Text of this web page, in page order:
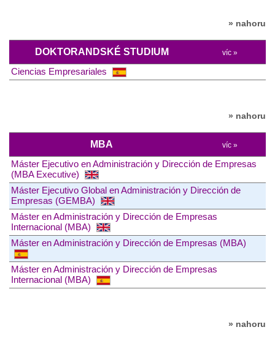
» nahoru
DOKTORANDSKÉ STUDIUM víc »
Ciencias Empresariales
» nahoru
MBA víc »
Máster Ejecutivo en Administración y Dirección de Empresas
(MBA Executive)
Máster Ejecutivo Global en Administración y Dirección de
Empresas (GEMBA)
Máster en Administración y Dirección de Empresas
Internacional (MBA)
Máster en Administración y Dirección de Empresas (MBA)
Máster en Administración y Dirección de Empresas
Internacional (MBA)
» nahoru